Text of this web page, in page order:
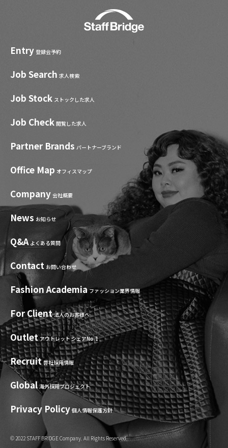
Entry 登録会予約
Job Search 求人検索
Job Stock ストックした求人
Job Check 閲覧した求人
Partner Brands パートナーブランド
Office Map オフィスマップ
Company 会社概要
News お知らせ
Q&A よくある質問
Contact お問い合わせ
Fashion Academia ファッション業界情報
For Client 法人のお客様へ
Outlet アウトレット シェアNo.1
Recruit 弊社採用情報
Global 海外採用プロジェクト
Privacy Policy 個人情報保護方針
© 2022 STAFF BRIDGE Company. All Rights Reserved.